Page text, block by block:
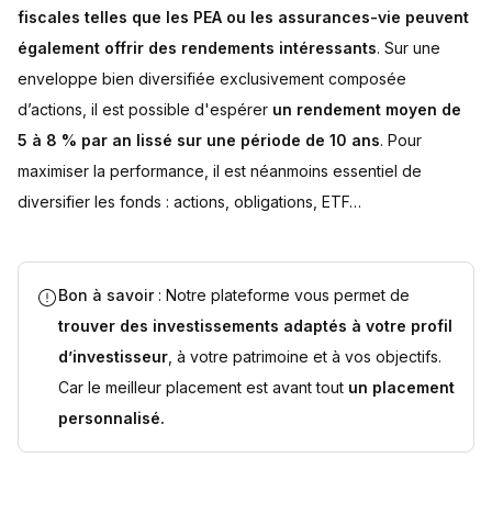
fiscales telles que les PEA ou les assurances-vie peuvent
également offrir des rendements intéressants. Sur une
enveloppe bien diversifiée exclusivement composée
d’actions, il est possible d'espérer un rendement moyen de
5 à 8 % par an lissé sur une période de 10 ans. Pour
maximiser la performance, il est néanmoins essentiel de
diversifier les fonds : actions, obligations, ETF…
Bon à savoir : Notre plateforme vous permet de
trouver des investissements adaptés à votre profil
d’investisseur , à votre patrimoine et à vos objectifs.
Car le meilleur placement est avant tout un placement
personnalisé.